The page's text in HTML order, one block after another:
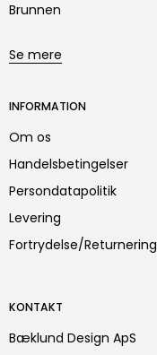
Brunnen
Se mere
INFORMATION
Om os
Handelsbetingelser
Persondatapolitik
Levering
Fortrydelse/Returnering
KONTAKT
Bæklund Design ApS